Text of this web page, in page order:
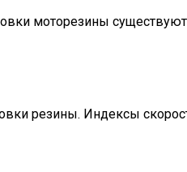
моторезины существуют
резины. Индексы